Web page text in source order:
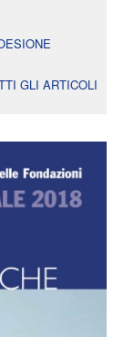
GLI ARTICOLI